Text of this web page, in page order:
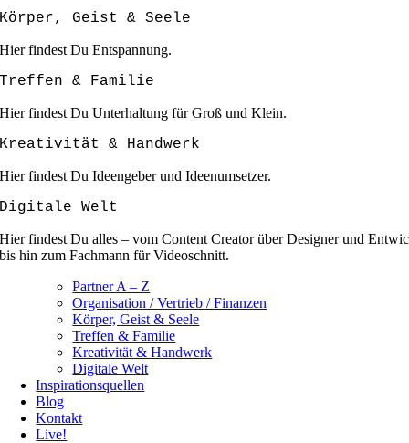
Körper, Geist & Seele
Hier findest Du Entspannung.
Treffen & Familie
Hier findest Du Unterhaltung für Groß und Klein.
Kreativität & Handwerk
Hier findest Du Ideengeber und Ideenumsetzer.
Digitale Welt
Hier findest Du alles – vom Content Creator über Designer und
bis hin zum Fachmann für Videoschnitt.
Partner A – Z
Organisation / Vertrieb / Finanzen
Körper, Geist & Seele
Treffen & Familie
Kreativität & Handwerk
Digitale Welt
Inspirationsquellen
Blog
Kontakt
Live!